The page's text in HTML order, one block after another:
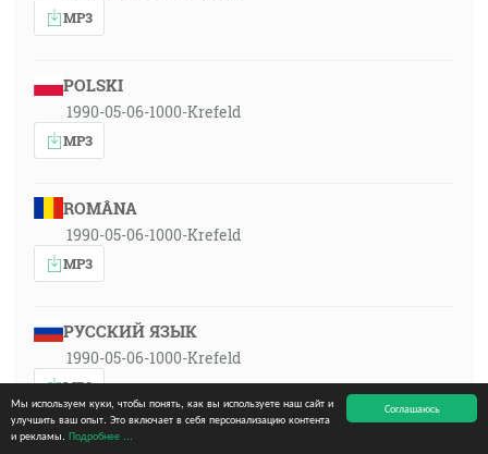
Соглашаюсь
Мы используем куки, чтобы понять, как вы используете наш сайт и
улучшить ваш опыт. Это включает в себя персонализацию контента
и рекламы. Подробнее ...
MP3
POLSKI
1990-05-06-1000-Krefeld
MP3
ROMÂNA
1990-05-06-1000-Krefeld
MP3
РУССКИЙ ЯЗЫК
1990-05-06-1000-Krefeld
MP3